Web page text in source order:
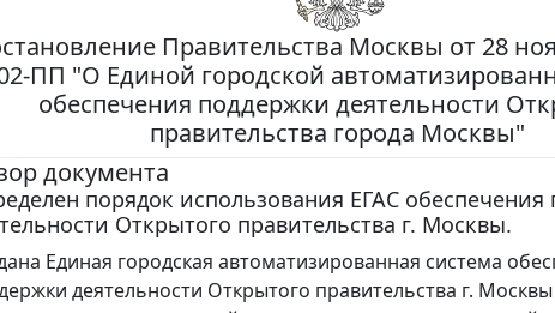
Правительства Москвы от 28
ПП "О Единой городской
обеспечения поддержки деятельности
правительства города Москвы"
документа
порядок использования ЕГАС обеспечения
Открытого правительства г. Москвы.
Единая городская автоматизированная система
деятельности Открытого правительства г.